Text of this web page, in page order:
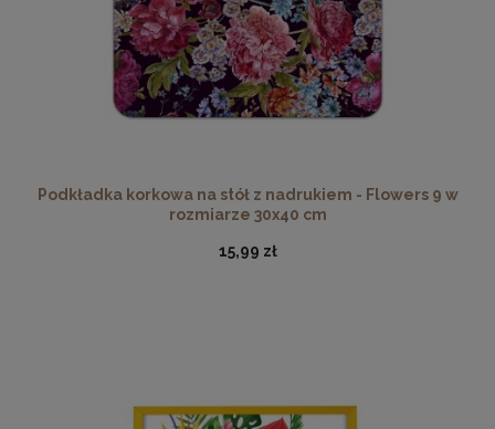
37,99 zł
DO KOSZYKA
Podkładka korkowa na stół z nadrukiem - Flowers 9 w
rozmiarze 30x40 cm
15,99 zł